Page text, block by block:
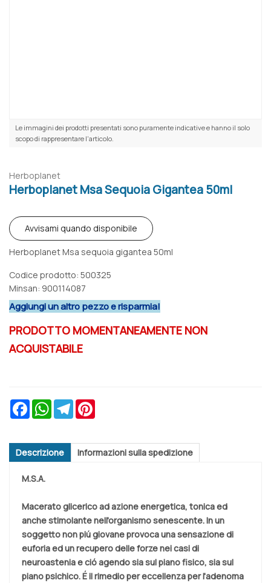
Le immagini dei prodotti presentati sono puramente indicative e hanno il solo
scopo di rappresentare l'articolo.
Herboplanet
Herboplanet Msa Sequoia Gigantea 50ml
Avvisami quando disponibile
Herboplanet Msa sequoia gigantea 50ml
Codice prodotto: 500325
Minsan: 900114087
Aggiungi un altro pezzo e risparmia!
PRODOTTO MOMENTANEAMENTE NON
ACQUISTABILE
FacebookWhatsAppTelegram
Descrizione Informazioni sulla spedizione
M.S.A.
Macerato glicerico ad azione energetica, tonica ed
anche stimolante nell'organismo senescente. In un
soggetto non piú giovane provoca una sensazione di
euforia ed un recupero delle forze nei casi di
neuroastenia e ció agendo sia sul piano fisico, sia sul
piano psichico. É il rimedio per eccellenza per l'adenoma